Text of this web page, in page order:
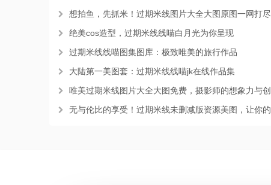
想拍鱼，先抓米！过期米线图片大全大图原图一网打尽
绝美cos造型，过期米线线喵白月光为你呈现
过期米线线喵图集图库：极致唯美的旅行作品
大陆第一美图套：过期米线线喵jk在线作品集
唯美过期米线图片大全大图免费，摄影师的想象力与创造力
无与伦比的享受！过期米线未删减版资源美图，让你的生活有光彩